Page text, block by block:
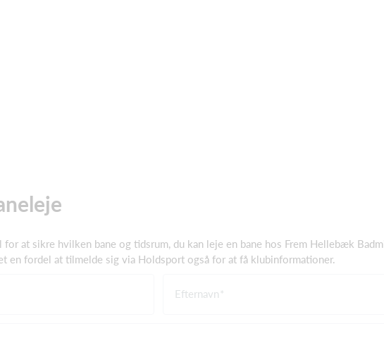
for at sikre hvilken bane og tidsrum, du kan leje en bane hos Frem Hellebæk
en fordel at tilmelde sig via Holdsport også for at få klubinformationer.
Efternavn